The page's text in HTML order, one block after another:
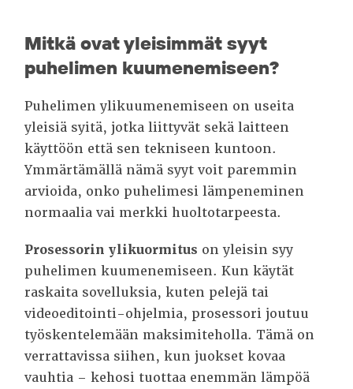
Mitkä ovat yleisimmät syyt
puhelimen kuumenemiseen?
Puhelimen ylikuumenemiseen on useita
yleisiä syitä, jotka liittyvät sekä laitteen
käyttöön että sen tekniseen kuntoon.
Ymmärtämällä nämä syyt voit paremmin
arvioida, onko puhelimesi lämpeneminen
normaalia vai merkki huoltotarpeesta.
Prosessorin ylikuormitus on yleisin syy
puhelimen kuumenemiseen. Kun käytät
raskaita sovelluksia, kuten pelejä tai
videoeditointi-ohjelmia, prosessori joutuu
työskentelemään maksimiteholla. Tämä on
verrattavissa siihen, kun juokset kovaa
vauhtia – kehosi tuottaa enemmän lämpöä